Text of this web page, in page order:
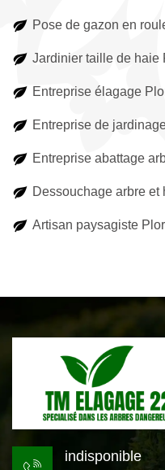
Pose de gazon en
Jardinier taille de haie
Entreprise élagage
Entreprise de
Entreprise abattage
Dessouchage arbre
Artisan paysagiste
indisponible